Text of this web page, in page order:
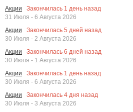
Акции
Закончилась 1 день назад
31 Июля - 6 Августа 2026
Акции
Закончилась 5 дней назад
30 Июля - 2 Августа 2026
Акции
Закончилась 6 дней назад
30 Июля - 1 Августа 2026
Акции
Закончилась 1 день назад
30 Июля - 6 Августа 2026
Акции
Закончилась 4 дня назад
30 Июля - 3 Августа 2026